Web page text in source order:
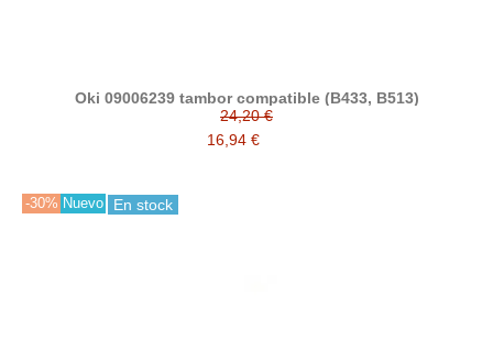
Oki 09006239 tambor compatible (B433, B513)
24,20 €
16,94 €
-30% Nuevo En stock